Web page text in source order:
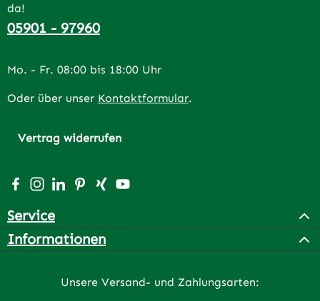
da!
05901 - 97960
Mo. - Fr. 08:00 bis 18:00 Uhr
Oder über unser Kontaktformular.
Vertrag widerrufen
Besuche uns auf Facebook – öffnet in neuem Tab
Schau auf Instagram vorbei – öffnet in neuem Tab
Vernetze dich mit uns auf LinkedIn – öffnet in
Lass dich auf Pinterest inspirieren – öffnet
Vernetze dich mit uns auf Xing – öffnet
Sieh dir unsere Videos auf YouTube
Service
Informationen
Unsere Versand- und Zahlungsarten: